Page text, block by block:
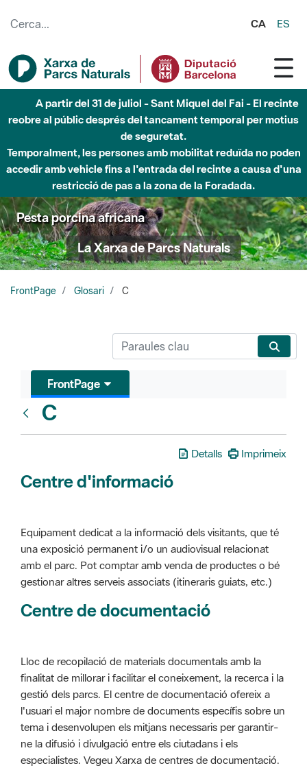
CA ES
A partir del 31 de juliol - Sant Miquel del Fai - El recinte
reobre al públic després del tancament temporal per motius
de seguretat.
Temporalment, les persones amb mobilitat reduïda no poden
accedir amb vehicle fins a l'entrada del recinte a causa d'una
restricció de pas a la zona de la Foradada.
Pesta porcina africana
La Xarxa de Parcs Naturals
FrontPage Glosari C
FrontPage
C
Detalls Imprimeix
Centre d'informació
Equipament dedicat a la informació dels visitants, que té
una exposició permanent i/o un audiovisual relacionat
amb el parc. Pot comptar amb venda de productes o bé
gestionar altres serveis associats (itineraris guiats, etc.)
Centre de documentació
Lloc de recopilació de materials documentals amb la
finalitat de millorar i facilitar el coneixement, la recerca i la
gestió dels parcs. El centre de documentació ofereix a
l'usuari el major nombre de documents específis sobre un
tema i desenvolupen els mitjans necessaris per garantir-
ne la difusió i divulgació entre els ciutadans i els
especialistes. Vegeu Xarxa de centres de documentació.